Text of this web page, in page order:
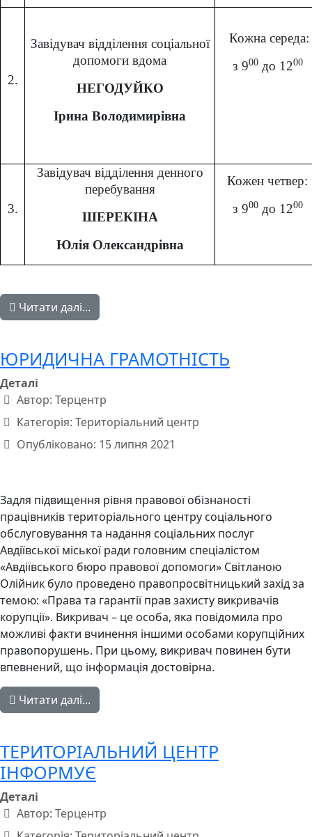
2.
Завідувач відділення соціальної
допомоги вдома
НЕГОДУЙКО
Ірина Володимирівна
Кожна середа:
з 900до 1200
3.
Завідувач відділення денного
перебування
ШЕРЕКІНА
Юлія Олександрівна
Кожен четвер:
з 900до 1200
Читати далі...
ЮРИДИЧНА ГРАМОТНІСТЬ
Деталі
Автор: Терцентр
Категорія: Територіальний центр
Опубліковано: 15 липня 2021
Задля підвищення рівня правової обізнаності
працівників територіального центру соціального
обслуговування та надання соціальних послуг
Авдіївської міської ради головним спеціалістом
«Авдіївського бюро правової допомоги» Світланою
Олійник було проведено правопросвітницький захід за
темою: «Права та гарантії прав захисту викривачів
корупції». Викривач – це особа, яка повідомила про
можливі факти вчинення іншими особами корупційних
правопорушень. При цьому, викривач повинен бути
впевнений, що інформація достовірна.
Читати далі...
ТЕРИТОРІАЛЬНИЙ ЦЕНТР
ІНФОРМУЄ
Деталі
Автор: Терцентр